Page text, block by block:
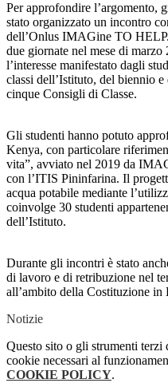
Per approfondire l’argomento,
stato organizzato un incontro
dell’Onlus IMAGine TO
due giornate nel mese di
l’interesse manifestato dagli
classi dell’Istituto, del biennio
cinque Consigli di Classe.
Gli studenti hanno potuto
Kenya, con particolare
vita”, avviato nel 2019 da
con l’ITIS Pininfarina. Il
acqua potabile mediante
coinvolge 30 studenti
dell’Istituto.
Durante gli incontri è stato
di lavoro e di retribuzione nel
all’ambito della Costituzione in
Notizie
Questo sito o gli strumenti
cookie necessari al
COOKIE POLICY.